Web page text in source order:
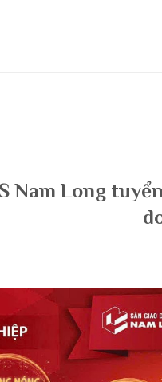
Nam Long